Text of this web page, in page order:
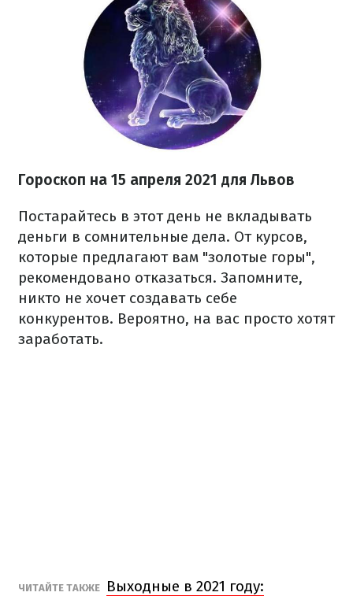
Гороскоп на 15 апреля 2021 для Львов
Постарайтесь в этот день не вкладывать
деньги в сомнительные дела. От курсов,
которые предлагают вам "золотые горы",
рекомендовано отказаться. Запомните,
никто не хочет создавать себе
конкурентов. Вероятно, на вас просто хотят
заработать.
ЧИТАЙТЕ ТАКЖЕ
Выходные в 2021 году: